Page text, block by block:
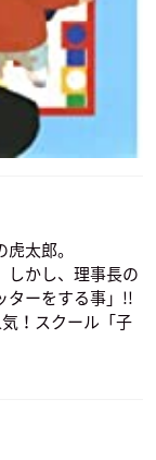
太郎。
しかし、理事長の
ターをする事」!!
！スクール「子